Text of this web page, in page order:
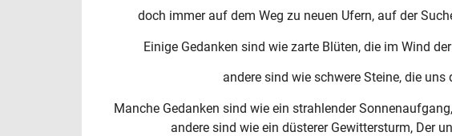
doch immer auf dem Weg zu neuen Ufern, auf der
Einige Gedanken sind wie zarte Blüten, die im Wind
andere sind wie schwere Steine, die uns
Manche Gedanken sind wie ein strahlender
andere sind wie ein düsterer Gewittersturm, Der